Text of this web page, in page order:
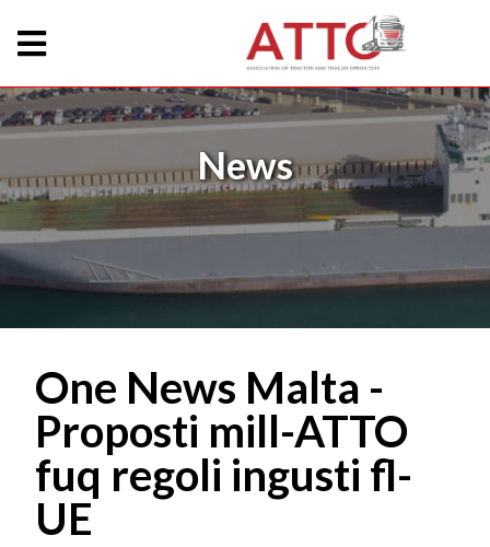
News
One News Malta -
Proposti mill-ATTO
fuq regoli ingusti fl-
UE